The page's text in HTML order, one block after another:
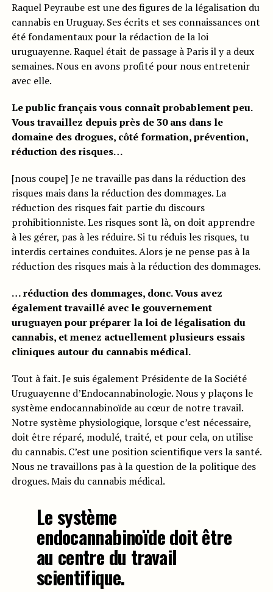
Raquel Peyraube est une des figures de la légalisation du
cannabis en Uruguay. Ses écrits et ses connaissances ont
été fondamentaux pour la rédaction de la loi
uruguayenne. Raquel était de passage à Paris il y a deux
semaines. Nous en avons profité pour nous entretenir
avec elle.
Le public français vous connaît probablement peu.
Vous travaillez depuis près de 30 ans dans le
domaine des drogues, côté formation, prévention,
réduction des risques…
[nous coupe] Je ne travaille pas dans la réduction des
risques mais dans la réduction des dommages. La
réduction des risques fait partie du discours
prohibitionniste. Les risques sont là, on doit apprendre
à les gérer, pas à les réduire. Si tu réduis les risques, tu
interdis certaines conduites. Alors je ne pense pas à la
réduction des risques mais à la réduction des dommages.
… réduction des dommages, donc. Vous avez
également travaillé avec le gouvernement
uruguayen pour préparer la loi de légalisation du
cannabis, et menez actuellement plusieurs essais
cliniques autour du cannabis médical.
Tout à fait. Je suis également Présidente de la Société
Uruguayenne d’Endocannabinologie. Nous y plaçons le
système endocannabinoïde au cœur de notre travail.
Notre système physiologique, lorsque c’est nécessaire,
doit être réparé, modulé, traité, et pour cela, on utilise
du cannabis. C’est une position scientifique vers la santé.
Nous ne travaillons pas à la question de la politique des
drogues. Mais du cannabis médical.
Le système
endocannabinoïde doit être
au centre du travail
scientifique.